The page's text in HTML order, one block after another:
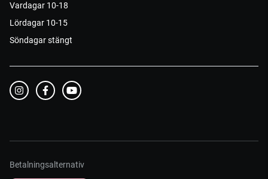
Vardagar 10-18
Lördagar 10-15
Söndagar stängt
Betalningsalternativ